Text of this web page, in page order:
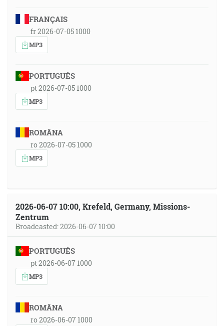
FRANÇAIS
fr 2026-07-05 1000
MP3
PORTUGUÊS
pt 2026-07-05 1000
MP3
ROMÂNA
ro 2026-07-05 1000
MP3
2026-06-07 10:00, Krefeld, Germany, Missions-
Zentrum
Broadcasted: 2026-06-07 10:00
PORTUGUÊS
pt 2026-06-07 1000
MP3
ROMÂNA
ro 2026-06-07 1000